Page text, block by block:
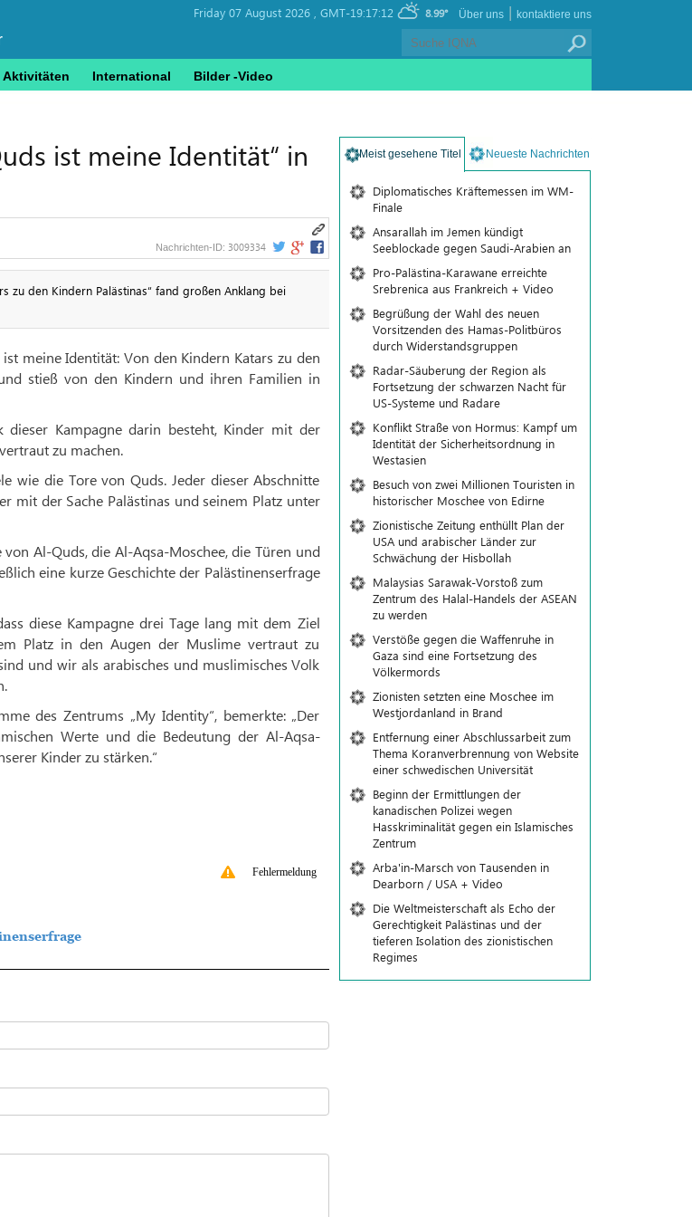
Friday 07 August 2026 , GMT-19:17:12 8.99° kontaktiere uns
|
Über uns
Aktivitäten International Bilder -Video
ist meine Identität“ in
Nachrichten-ID: 3009334
zu den Kindern Palästinas“ fand großen Anklang bei
meine Identität: Von den Kindern Katars zu den
stieß von den Kindern und ihren Familien in
dieser Kampagne darin besteht, Kinder mit der
zu machen.
wie die Tore von Quds. Jeder dieser Abschnitte
mit der Sache Palästinas und seinem Platz unter
Al-Quds, die Al-Aqsa-Moschee, die Türen und
eine kurze Geschichte der Palästinenserfrage
diese Kampagne drei Tage lang mit dem Ziel
Platz in den Augen der Muslime vertraut zu
und wir als arabisches und muslimisches Volk
des Zentrums „My Identity“, bemerkte: „Der
Werte und die Bedeutung der Al-Aqsa-
Kinder zu stärken.“
Fehlermeldung
Meist gesehene Titel Neueste Nachrichten
Diplomatisches Kräftemessen im WM-
Finale
Ansarallah im Jemen kündigt
Seeblockade gegen Saudi-Arabien an
Pro-Palästina-Karawane erreichte
Srebrenica aus Frankreich + Video
Begrüßung der Wahl des neuen
Vorsitzenden des Hamas-Politbüros
durch Widerstandsgruppen
Radar-Säuberung der Region als
Fortsetzung der schwarzen Nacht für
US-Systeme und Radare
Konflikt Straße von Hormus: Kampf um
Identität der Sicherheitsordnung in
Westasien
Besuch von zwei Millionen Touristen in
historischer Moschee von Edirne
Zionistische Zeitung enthüllt Plan der
USA und arabischer Länder zur
Schwächung der Hisbollah
Malaysias Sarawak-Vorstoß zum
Zentrum des Halal-Handels der ASEAN
zu werden
Verstöße gegen die Waffenruhe in
Gaza sind eine Fortsetzung des
Völkermords
Zionisten setzten eine Moschee im
Westjordanland in Brand
Entfernung einer Abschlussarbeit zum
Thema Koranverbrennung von Website
einer schwedischen Universität
Beginn der Ermittlungen der
kanadischen Polizei wegen
Hasskriminalität gegen ein Islamisches
Zentrum
Arba'in-Marsch von Tausenden in
Dearborn / USA + Video
Die Weltmeisterschaft als Echo der
Gerechtigkeit Palästinas und der
tieferen Isolation des zionistischen
Regimes